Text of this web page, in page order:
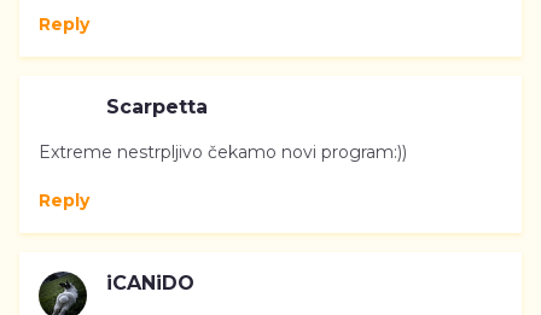
Reply
Scarpetta
Extreme nestrpljivo čekamo novi program:))
Reply
iCANiDO